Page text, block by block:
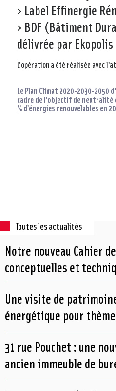
> Label Effinergie
> BDF (Bâtiment
délivrée par Ekopolis
L'opération a été réalisée avec l
Le Plan Climat 2020-2030-2050
cadre de l'objectif de
% d'énergies renouvelables en
Toutes les actualités
Notre nouveau Cahier
conceptuelles et
Une visite de
énergétique pour
31 rue Pouchet : une
ancien immeuble de